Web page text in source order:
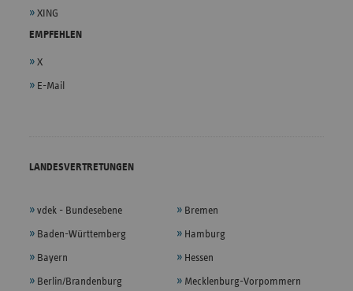
XING
EMPFEHLEN
X
E-Mail
LANDESVERTRETUNGEN
vdek - Bundesebene
Baden-Württemberg
Bayern
Berlin/Brandenburg
Bremen
Hamburg
Hessen
Mecklenburg-Vorpommern